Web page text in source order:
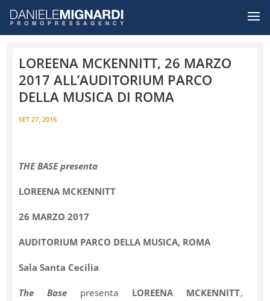
LOREENA MCKENNITT, 26 MARZO
2017 ALL’AUDITORIUM PARCO
DELLA MUSICA DI ROMA
SET 27, 2016
THE BASE presenta
LOREENA MCKENNITT
26 MARZO 2017
AUDITORIUM PARCO DELLA MUSICA, ROMA
Sala Santa Cecilia
The Base presenta LOREENA MCKENNITT,